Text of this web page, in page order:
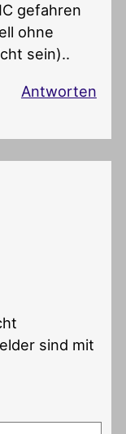
gefahren
ohne
sein)..
Antworten
sind mit